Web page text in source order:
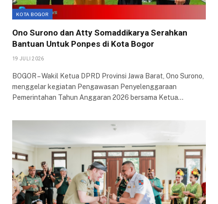
KOTA BOGOR
Ono Surono dan Atty Somaddikarya Serahkan
Bantuan Untuk Ponpes di Kota Bogor
19 JULI 2026
BOGOR – Wakil Ketua DPRD Provinsi Jawa Barat, Ono Surono,
menggelar kegiatan Pengawasan Penyelenggaraan
Pemerintahan Tahun Anggaran 2026 bersama Ketua…